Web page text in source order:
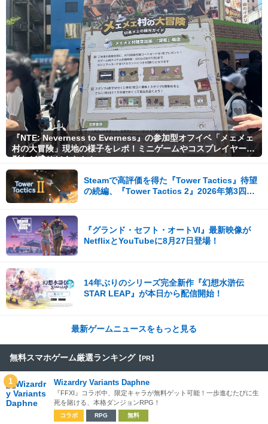
『NTE: Neverness to Everness』の参加型オフイベ「メェメェ
村の大冒険」現地の様子をレポ！ミニゲームやコスプレイヤー撮
影など盛りだくさん！
Steamで高評価を得た『Tower Tactics』待望
の続編、『Tower Tactics 2』2026年第3四半
『グランド・セフト・オートVI』最新映像が
NetflixとYouTubeに8月27日登場！
14年ぶりのシリーズ完全新作『幻想水滸伝
STAR LEAP』が本日から配信開始！
最新ゲームニュースをもっと見る
無料スマホゲーム厳選ランキング 【PR】
1 Wizardry Variants Daphne
『FFXI』コラボ中、限定キャラが無料ゲット可能！一歩進むたびに生
死を賭ける、本格ダンジョンRPG！
コラボ RPG 無料